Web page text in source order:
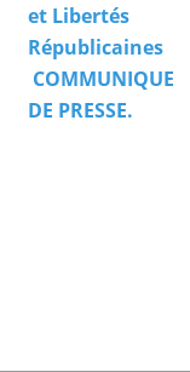
et Libertés
Républicaines
COMMUNIQUE
DE PRESSE.